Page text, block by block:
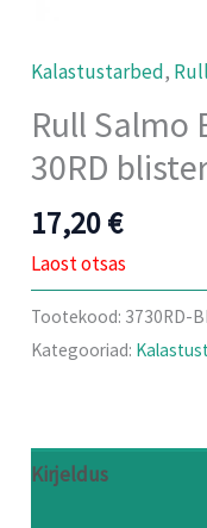
Kalastustarbed,
Rull Salmo
30RD
17,20€
Laost otsas
Tootekood: 3730RD-
Kategooriad:
Kirjeldus